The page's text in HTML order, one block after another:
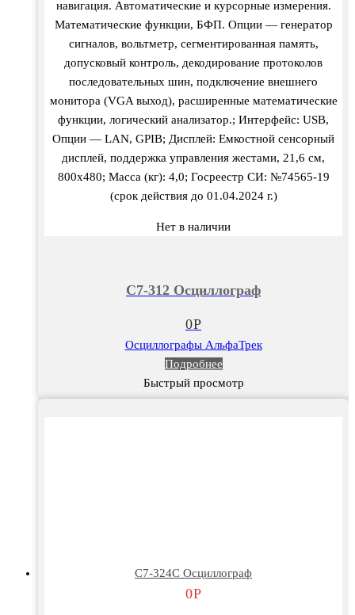
навигация. Автоматические и курсорные измерения.
Математические функции, БФП. Опции — генератор
сигналов, вольтметр, сегментированная память,
допусковый контроль, декодирование протоколов
последовательных шин, подключение внешнего
монитора (VGA выход), расширенные математические
функции, логический анализатор.; Интерфейс: USB,
Опции — LAN, GPIB; Дисплей: Емкостной сенсорный
дисплей, поддержка управления жестами, 21,6 см,
800х480; Масса (кг): 4,0; Госреестр СИ: №74565-19
(срок действия до 01.04.2024 г.)
Нет в наличии
С7-312 Осциллограф
0Р
Осциллографы АльфаТрек
Подробнее
Быстрый просмотр
С7-324С Осциллограф
0Р